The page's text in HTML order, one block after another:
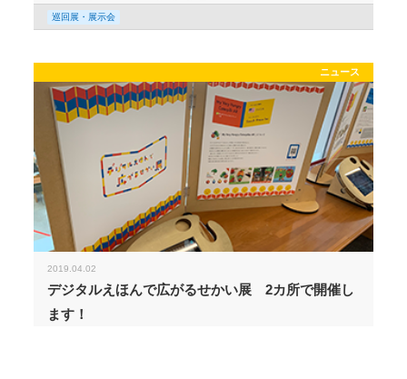
巡回展・展示会
ニュース
2019.04.02
デジタルえほんで広がるせかい展 2カ所で開催し
ます！